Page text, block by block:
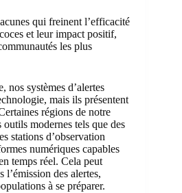
qui freinent l’efficacité
et leur impact positif,
les plus
nos systèmes d’alertes
mais ils présentent
régions de notre
outils modernes tels que des
stations d’observation
numériques capables
temps réel. Cela peut
l’émission des alertes,
à se préparer.